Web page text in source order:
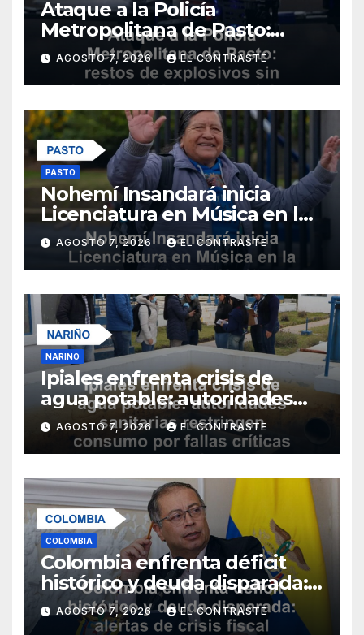
Ataque a la Policía
Metropolitana de Pasto:
restos de explosivos sin
heridos ni daños materiales
AGOSTO 7, 2026 EL CONTRASTE
PASTO
Nohemí Insandará inicia
Licenciatura en Música en la
Universidad de Nariño
AGOSTO 7, 2026 EL CONTRASTE
NARIÑO
Ipiales enfrenta crisis de
agua potable: autoridades
sanitarias restringen
consumo por fallas críticas
en tratamiento
AGOSTO 7, 2026 EL CONTRASTE
COLOMBIA
Colombia enfrenta déficit
histórico y deuda disparada:
alertas de crisis fiscal para
2026
AGOSTO 7, 2026 EL CONTRASTE